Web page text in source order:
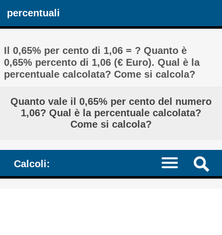
percentuali
Il 0,65% per cento di 1,06 = ? Quanto è
0,65% percento di 1,06 (€ Euro). Qual è la
percentuale calcolata? Come si calcola?
Quanto vale il 0,65% per cento del numero
1,06? Qual è la percentuale calcolata?
Come si calcola?
Calcoli: